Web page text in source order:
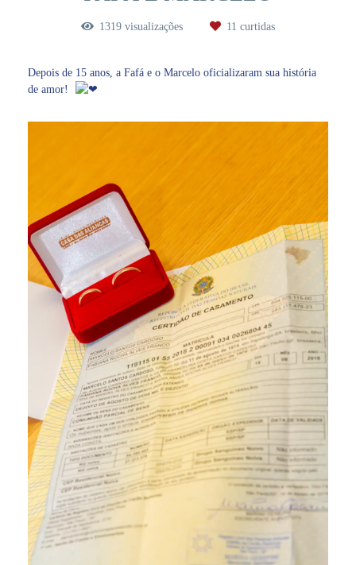
1319 visualizações 11 curtidas
Depois de 15 anos, a Fafá e o Marcelo oficializaram sua história
de amor!